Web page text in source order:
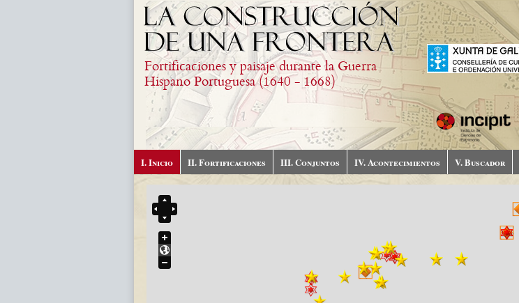
Fortificaciones y paisaje durante la Guerra
Hispano Portuguesa (1640 - 1668)
I. Inicio II. Fortificaciones III. Conjuntos IV. Acontecimientos V. Buscador